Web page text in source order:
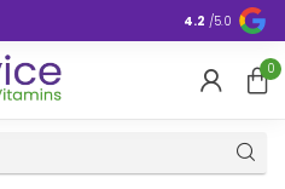
4.2 /5.0
0